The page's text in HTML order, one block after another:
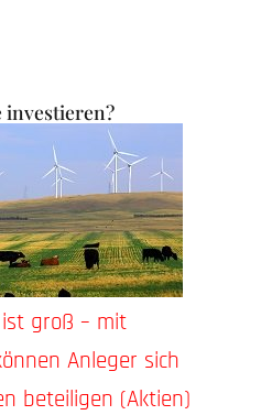
investieren?
groß – mit
Anleger sich
beteiligen (Aktien)